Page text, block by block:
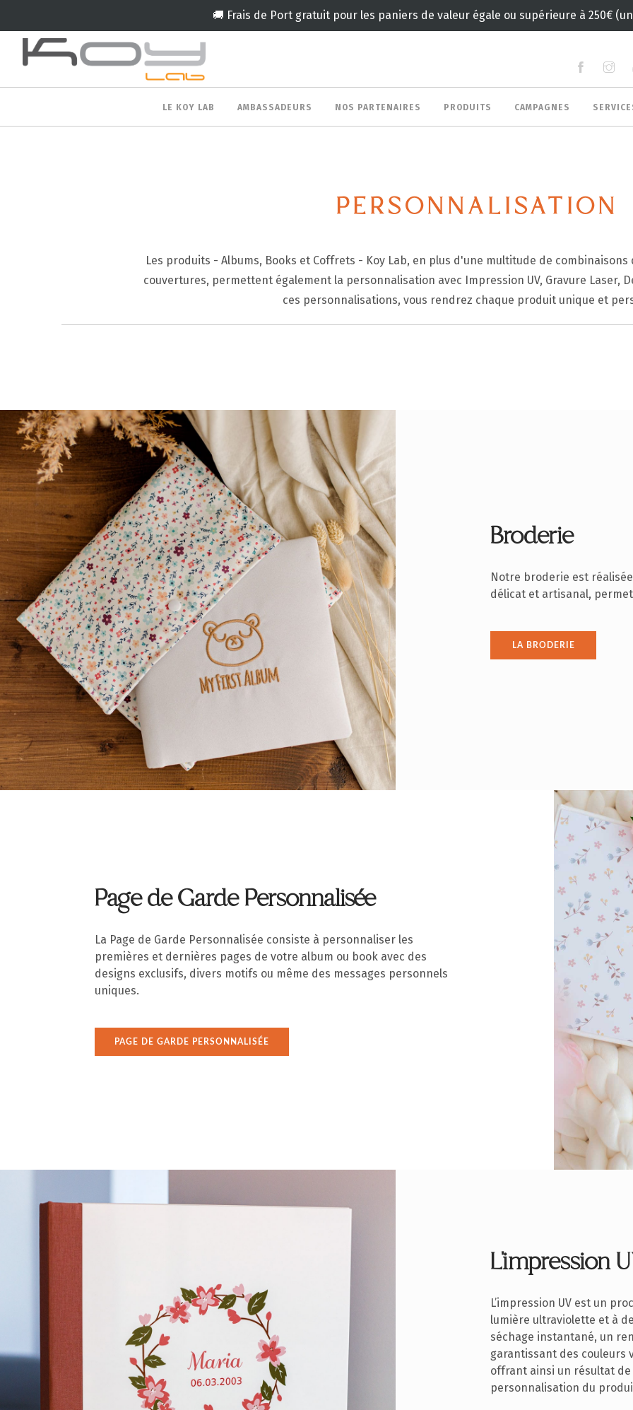
🚚 Frais de Port gratuit pour les paniers de valeur égale ou supérieure à 250€
LE KOY LAB AMBASSADEURS NOS PARTENAIRES PRODUITS CAMPAGNES
PERSONNALISATION
Les produits - Albums, Books et Coffrets - Koy Lab, en plus d'une multitude de
couvertures, permettent également la personnalisation avec Impression UV, Gravure Laser,
ces personnalisations, vous rendrez chaque produit unique et
Broderie
Notre broderie est
délicat et artisanal,
LA BRODERIE
Page de Garde Personnalisée
La Page de Garde Personnalisée consiste à personnaliser les
premières et dernières pages de votre album ou book avec des
designs exclusifs, divers motifs ou même des messages personnels
uniques.
PAGE DE GARDE PERSONNALISÉE
L'impression
L’impression UV est un
lumière ultraviolette et à
séchage instantané, un
garantissant des couleurs
offrant ainsi un résultat
personnalisation du